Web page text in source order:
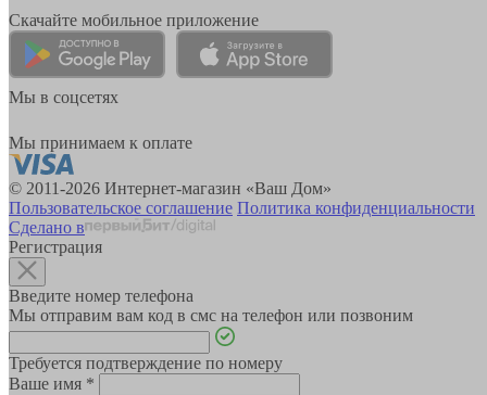
Скачайте мобильное приложение
Мы в соцсетях
Мы принимаем к оплате
© 2011-2026 Интернет-магазин «Ваш Дом»
Пользовательское соглашение Политика конфиденциальности
Сделано в
Регистрация
Введите номер телефона
Мы отправим вам код в смс на телефон или позвоним
Требуется подтверждение по номеру
Ваше имя *